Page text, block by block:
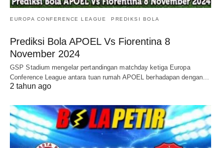
EUROPA CONFERENCE LEAGUE PREDIKSI BOLA
Prediksi Bola APOEL Vs Fiorentina 8
November 2024
GSP Stadium mengelar pertandingan matchday ketiga Europa
Conference League antara tuan rumah APOEL berhadapan dengan…
2 tahun ago